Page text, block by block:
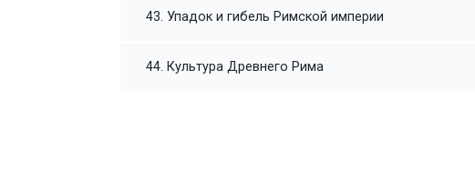
43. Упадок и гибель Римской империи
44. Культура Древнего Рима